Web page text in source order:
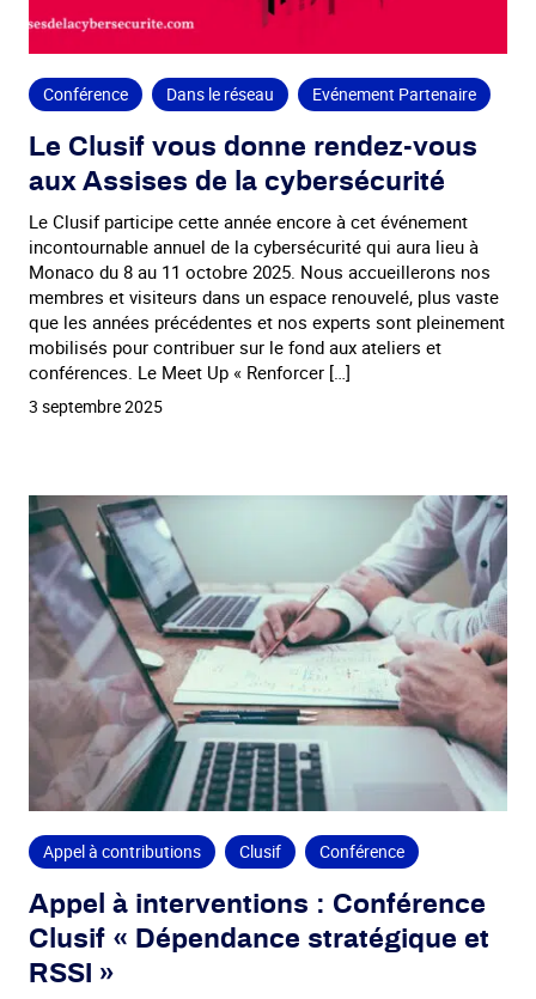
Conférence Dans le réseau Evénement Partenaire
Le Clusif vous donne rendez-vous
aux Assises de la cybersécurité
Le Clusif participe cette année encore à cet événement
incontournable annuel de la cybersécurité qui aura lieu à
Monaco du 8 au 11 octobre 2025. Nous accueillerons nos
membres et visiteurs dans un espace renouvelé, plus vaste
que les années précédentes et nos experts sont pleinement
mobilisés pour contribuer sur le fond aux ateliers et
conférences. Le Meet Up « Renforcer […]
3 septembre 2025
Appel à contributions Clusif Conférence
Appel à interventions : Conférence
Clusif « Dépendance stratégique et
RSSI »